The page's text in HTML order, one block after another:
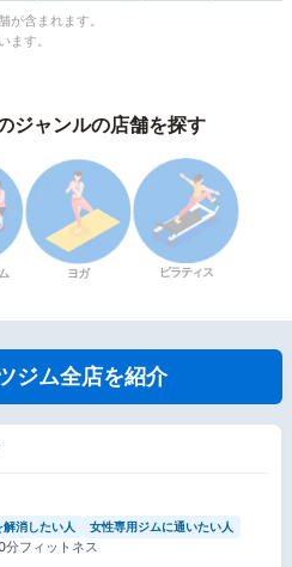
含まれます。
ます。
ジャンルの店舗を探す
ヨガ ピラティス
ジム全店を紹介
消したい人 女性専用ジムに通いたい人
分フィットネス